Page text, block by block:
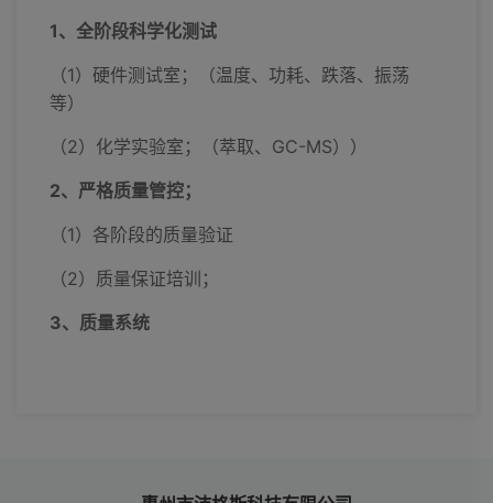
1、全阶段科学化测试
（1）硬件测试室；（温度、功耗、跌落、振荡
等）
（2）化学实验室；（萃取、GC-MS））
2、严格质量管控；
（1）各阶段的质量验证
（2）质量保证培训；
3、质量系统